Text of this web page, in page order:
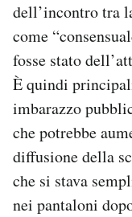
dell’incontro tra
come
fosse stato
È quindi
imbarazzo
che potrebbe
diffusione della
che si stava
nei pantaloni